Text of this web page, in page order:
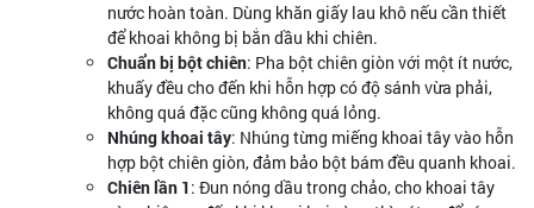
nước hoàn toàn. Dùng khăn giấy lau khô nếu cần thiết
để khoai không bị bắn dầu khi chiên.
Chuẩn bị bột chiên: Pha bột chiên giòn với một ít nước,
khuấy đều cho đến khi hỗn hợp có độ sánh vừa phải,
không quá đặc cũng không quá lỏng.
Nhúng khoai tây: Nhúng từng miếng khoai tây vào hỗn
hợp bột chiên giòn, đảm bảo bột bám đều quanh khoai.
Chiên lần 1: Đun nóng dầu trong chảo, cho khoai tây